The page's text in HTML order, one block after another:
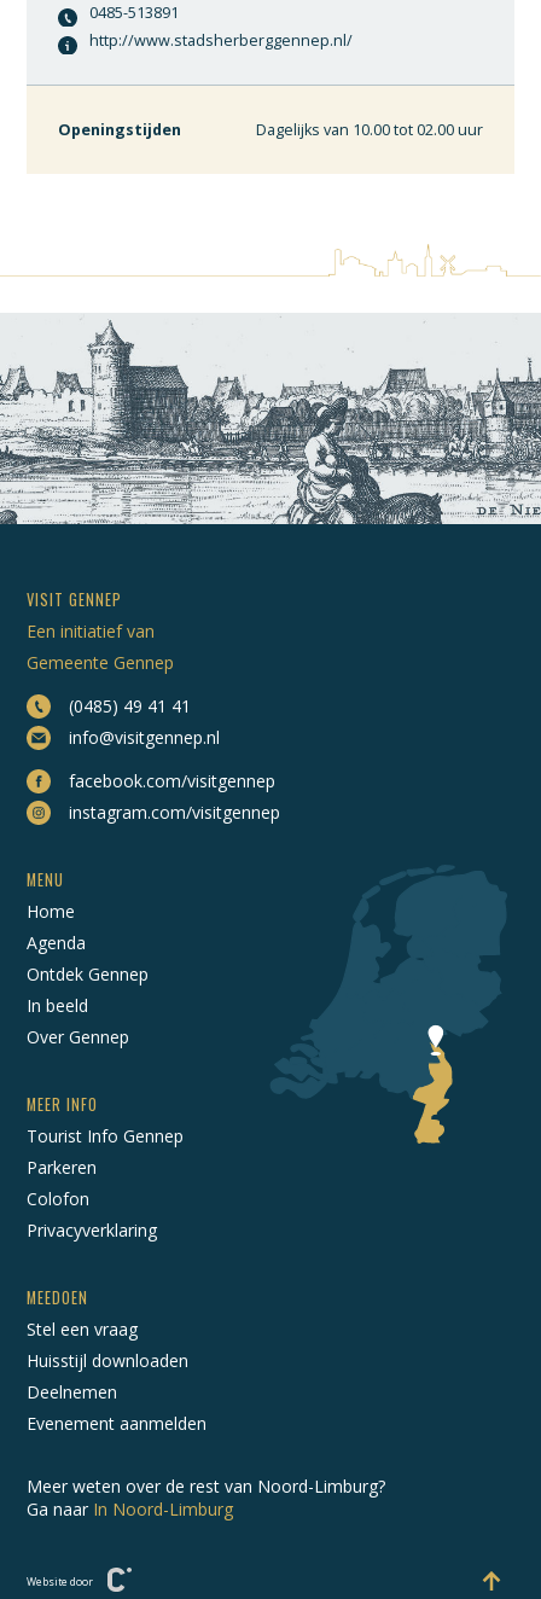
0485-513891
http://www.stadsherberggennep.nl/
Openingstijden Dagelijks van 10.00 tot 02.00 uur
VISIT GENNEP
Een initiatief van
Gemeente Gennep
(0485) 49 41 41
info@visitgennep.nl
facebook.com/visitgennep
instagram.com/visitgennep
MENU
Home
Agenda
Ontdek Gennep
In beeld
Over Gennep
MEER INFO
Tourist Info Gennep
Parkeren
Colofon
Privacyverklaring
MEEDOEN
Stel een vraag
Huisstijl downloaden
Deelnemen
Evenement aanmelden
Meer weten over de rest van Noord-Limburg?
Ga naar In Noord-Limburg
Website door